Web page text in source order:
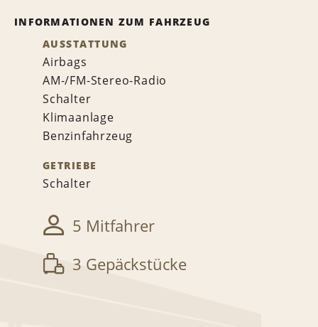
INFORMATIONEN ZUM FAHRZEUG
AUSSTATTUNG
Airbags
AM-/FM-Stereo-Radio
Schalter
Klimaanlage
Benzinfahrzeug
GETRIEBE
Schalter
5 Mitfahrer
3 Gepäckstücke